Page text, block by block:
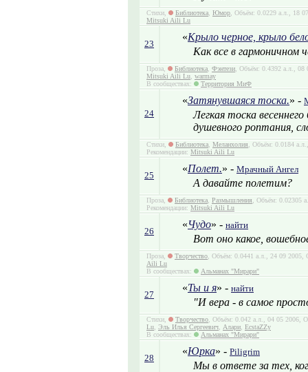
Стихи, Библиотека Юмор , Объём: 0.0229 а.л., 18
Mitsuki Aili Lu
23
«Крыло черное, крыло
Как все в гармоничном
Проза, Библиотека Фэнтези , Объём: 0.4392 а.л.,
Mitsuki Aili Lu warmay
В сообществах:
Территория МиФ
24
«Затянувшаяся тоска.» -
Легкая тоска
душевного роптания,
Стихи, Библиотека Меланхолия , Объём: 0.0184
Рекомендации: Mitsuki Aili Lu
25
«Полет.» - Мрачный Ангел
А давайте полетим?
Проза, Библиотека Размышления , Объём: 0.02305
Рекомендации: Mitsuki Aili Lu
26
«Чудо» - найти
Вот оно какое,
Проза, Творчество , Объём: 0.0441 а.л., 24 09
Aili Lu
В сообществах:
Альманах "Мирари"
27
«Ты и я» - найти
"И вера - в самое
Стихи, Творчество , Объём: 0.042 а.л., 04 05 2006,
Lu Эль Илья Сергеевич Алари EcstaZZy
В сообществах:
Альманах "Мирари"
28
«Юрка» - Piligrim
Мы в ответе за тех,